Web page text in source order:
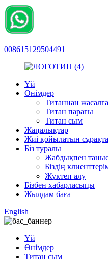
008615129504491
Үй
Өнімдер
Титаннан
Титан парағы
Титан сым
Жаңалықтар
Жиі қойылатын
Біз туралы
Жабдықпен
Біздің
Жүктеп алу
Бізбен хабарласыңы
Жылдам баға
English
Үй
Өнімдер
Титан сым